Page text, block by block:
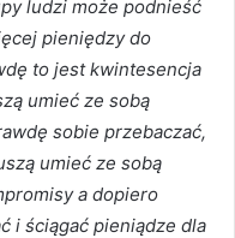
ludzi może podnieść
pieniędzy do
to jest kwintesencja
umieć ze sobą
sobie przebaczać,
umieć ze sobą
a dopiero
i ściągać pieniądze dla